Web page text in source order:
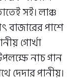
সই। লাঞ্চ
বাজারের পাশে
গোর্খা
নাচ গান
দেদার পানীয়।